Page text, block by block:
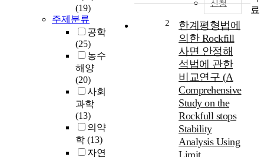
(19)
주제분류
공학
(25)
농수
해양
(20)
사회
과학
(13)
의약
학 (13)
자연
신청
2
한계평형법에
의한 Rockfill
사면 안정해
석법에 관한
비교연구 (A
Comprehensive
Study on the
Rockfull stops
Stability
Analysis Using
료